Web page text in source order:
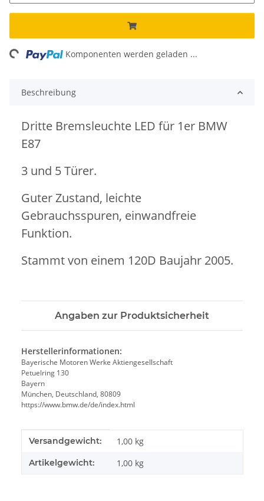
Komponenten werden geladen ...
Beschreibung
Dritte Bremsleuchte LED für 1er BMW
E87
3 und 5 Türer.
Guter Zustand, leichte
Gebrauchsspuren, einwandfreie
Funktion.
Stammt von einem 120D Baujahr 2005.
Angaben zur Produktsicherheit
Herstellerinformationen:
Bayerische Motoren Werke Aktiengesellschaft
Petuelring 130
Bayern
München, Deutschland, 80809
https://www.bmw.de/de/index.html
Produkteigenschaft
Wert
Versandgewicht: 1,00 kg
Artikelgewicht: 1,00 kg